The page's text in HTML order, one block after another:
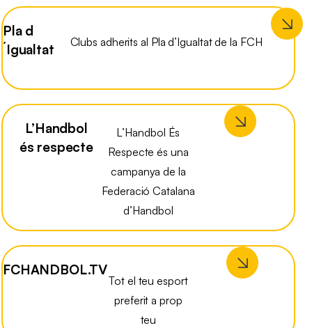
Pla d
´Igualtat
Clubs adherits al Pla d’Igualtat de la FCH
L’Handbol
és respecte
L’Handbol És
Respecte és una
campanya de la
Federació Catalana
d’Handbol
FCHANDBOL.TV
Tot el teu esport
preferit a prop
teu